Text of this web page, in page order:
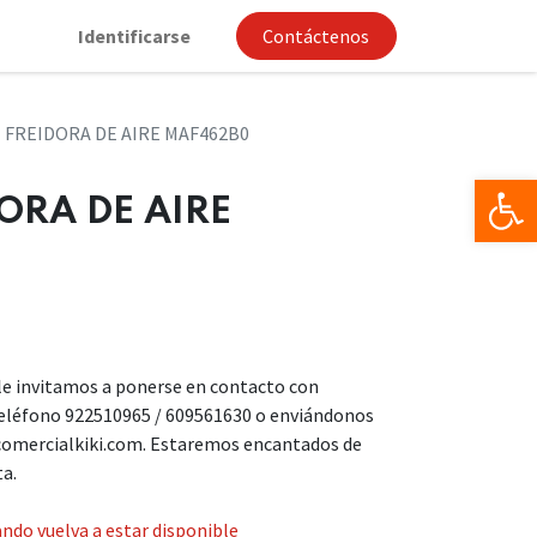
Identificarse Contáctenos
FREIDORA DE AIRE MAF462B0
DE AIRE
invitamos a ponerse en contacto con
922510965 / 609561630 o enviándonos
Estaremos encantados de
vuelva a estar disponible